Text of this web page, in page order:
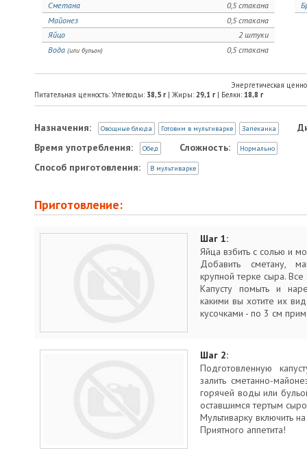
0,5 стакана
Сметана
0,5 стакана
Майонез
2 штуки
Яйцо
0,5 стакана
Вода (или бульон)
Энергетическая
Питательная ценность: Углеводы: 38,5 г| Жиры: 29,1 г| Белки: 18,8 г
Назначения: Овощные блюда Готовим в мультиварке Запеканка
Время употребления:
Обед Сложность: Нормально
Способ приготовления: В мультиварке
Приготовление:
Шаг 1:
Яйца взбить с солью и
Добавить сметану,
крупной терке сыра.
Капусту помыть и
какими вы хотите их
кусочками - по 3 см
Шаг 2:
Подготовленную
залить сметанно-
горячей воды или
оставшимся тертым
Мультиварку включить
Приятного аппетита!